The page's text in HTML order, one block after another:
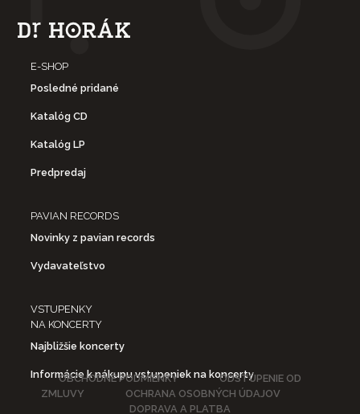
E-SHOP
Posledné pridané
Katalóg CD
Katalóg LP
Predpredaj
PAVIAN RECORDS
Novinky z pavian records
Vydavateľstvo
VSTUPENKY
NA KONCERTY
Najbližšie koncerty
Informácie k nákupu vstupeniek na koncerty
OBCHODNÉ PODMIENKY
ODSTÚPENIE OD
ZMLUVY
OCHRANA OSOBNÝCH ÚDAJOV
DOPRAVA A PLATBA